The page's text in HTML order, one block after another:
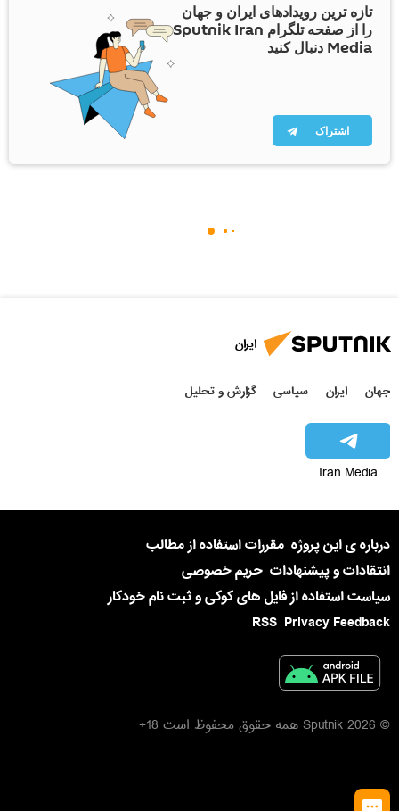
تازه ترین رویدادهای ایران و جهان
را از صفحه تلگرام Sputnik Iran
Media دنبال کنید
اشتراک
ایران
جهان ایران سیاسی گزارش و تحلیل
Iran Media
درباره ی این پروژه مقررات استفاده از مطالب
انتقادات و پیشنهادات حریم خصوصی
سیاست استفاده از فایل های کوکی و ثبت نام خودکار
Privacy Feedback
RSS
© 2026 Sputnik همه حقوق محفوظ است 18+